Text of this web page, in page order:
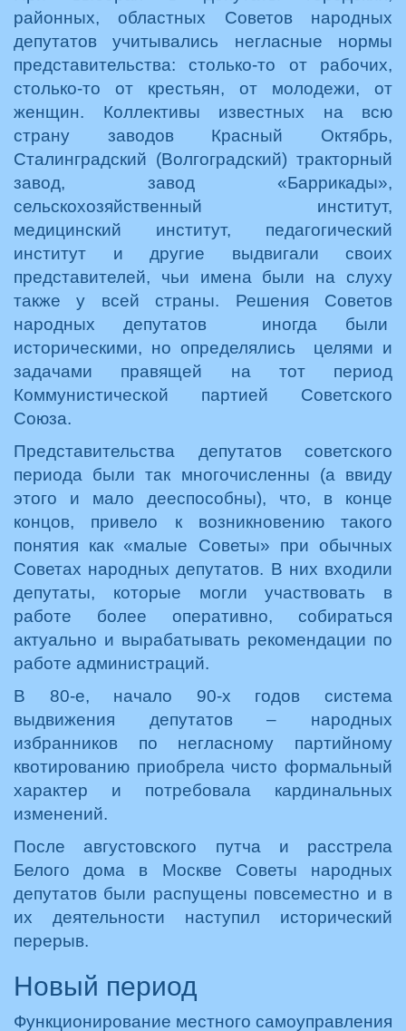
районных, областных Советов народных
депутатов учитывались негласные нормы
представительства: столько-то от рабочих,
столько-то от крестьян, от молодежи, от
женщин. Коллективы известных на всю
страну заводов Красный Октябрь,
Сталинградский (Волгоградский) тракторный
завод, завод «Баррикады»,
сельскохозяйственный институт,
медицинский институт, педагогический
институт и другие выдвигали своих
представителей, чьи имена были на слуху
также у всей страны. Решения Советов
народных депутатов иногда были
историческими, но определялись целями и
задачами правящей на тот период
Коммунистической партией Советского
Союза.
Представительства депутатов советского
периода были так многочисленны (а ввиду
этого и мало дееспособны), что, в конце
концов, привело к возникновению такого
понятия как «малые Советы» при обычных
Советах народных депутатов. В них входили
депутаты, которые могли участвовать в
работе более оперативно, собираться
актуально и вырабатывать рекомендации по
работе администраций.
В 80-е, начало 90-х годов система
выдвижения депутатов – народных
избранников по негласному партийному
квотированию приобрела чисто формальный
характер и потребовала кардинальных
изменений.
После августовского путча и расстрела
Белого дома в Москве Советы народных
депутатов были распущены повсеместно и в
их деятельности наступил исторический
перерыв.
Новый период
Функционирование местного самоуправления